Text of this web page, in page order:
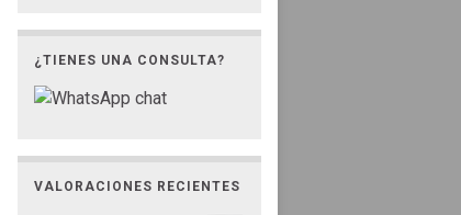
¿TIENES UNA CONSULTA?
VALORACIONES RECIENTES